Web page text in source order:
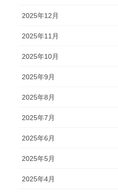
2025年12月
2025年11月
2025年10月
2025年9月
2025年8月
2025年7月
2025年6月
2025年5月
2025年4月